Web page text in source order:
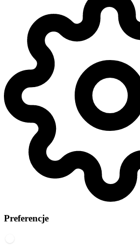
Preferencje